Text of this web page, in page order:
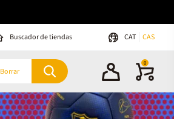
Buscador de tiendas CAT CAS
Borrar
0